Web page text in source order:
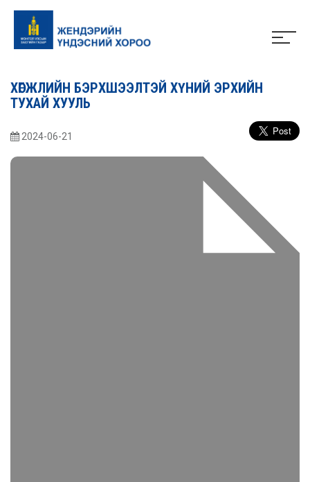
ХӨГЖЛИЙН БЭРХШЭЭЛТЭЙ ХҮНИЙ ЭРХИЙН
ТУХАЙ ХУУЛЬ
2024-06-21